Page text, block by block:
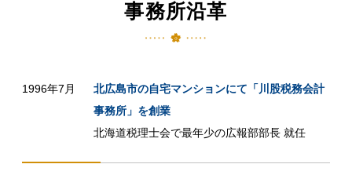
事務所沿革
1996年7月
北広島市の自宅マンションにて「川股税務会計
事務所」を創業
北海道税理士会で最年少の広報部部長 就任